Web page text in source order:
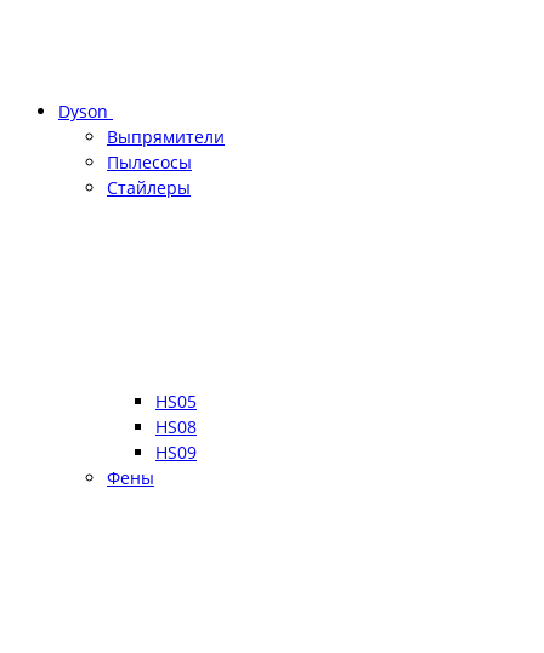
Dyson
Выпрямители
Пылесосы
Стайлеры
HS05
HS08
HS09
Фены